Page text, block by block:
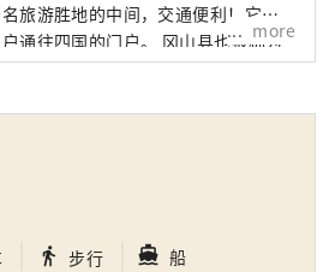
旅游胜地的中间，交通便利！它也
四国的门户。 冈山县也被称为
”，在濑户内温暖的气候下，阳光
more
directions_walk 步行 directions_boat 船